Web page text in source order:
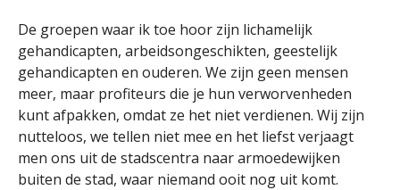
De groepen waar ik toe hoor zijn lichamelijk
gehandicapten, arbeidsongeschikten, geestelijk
gehandicapten en ouderen. We zijn geen mensen
meer, maar profiteurs die je hun verworvenheden
kunt afpakken, omdat ze het niet verdienen. Wij zijn
nutteloos, we tellen niet mee en het liefst verjaagt
men ons uit de stadscentra naar armoedewijken
buiten de stad, waar niemand ooit nog uit komt.